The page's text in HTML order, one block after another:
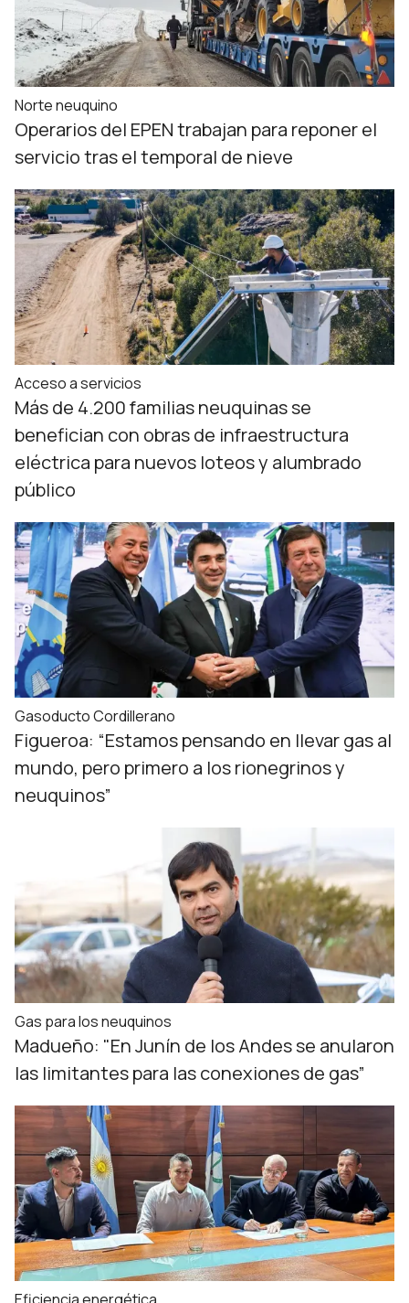
Norte neuquino
Operarios del EPEN trabajan para reponer el
servicio tras el temporal de nieve
Acceso a servicios
Más de 4.200 familias neuquinas se
benefician con obras de infraestructura
eléctrica para nuevos loteos y alumbrado
público
Gasoducto Cordillerano
Figueroa: “Estamos pensando en llevar gas al
mundo, pero primero a los rionegrinos y
neuquinos”
Gas para los neuquinos
Madueño: "En Junín de los Andes se anularon
las limitantes para las conexiones de gas”